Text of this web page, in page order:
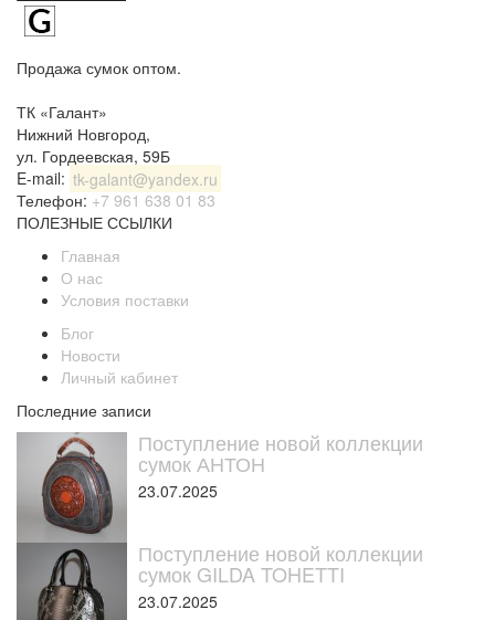
Продажа сумок оптом.
ТК «Галант»
Нижний Новгород,
ул. Гордеевская, 59Б
E-mail: tk-galant@yandex.ru
Телефон: +7 961 638 01 83
ПОЛЕЗНЫЕ ССЫЛКИ
Главная
О нас
Условия поставки
Блог
Новости
Личный кабинет
Последние записи
Поступление новой коллекции
сумок АНТОН
23.07.2025
Поступление новой коллекции
сумок GILDA TOHETTI
23.07.2025